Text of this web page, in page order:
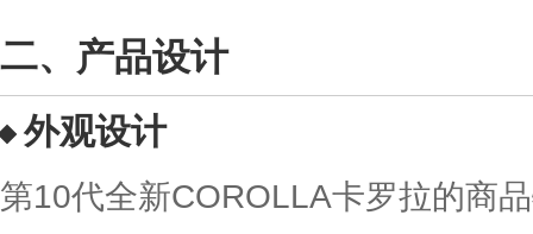
产品设计
外观设计
第10代全新COROLLA卡罗拉的商